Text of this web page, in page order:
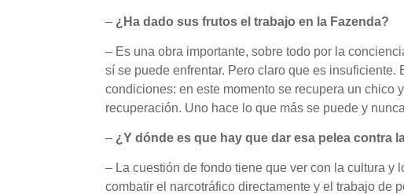
– ¿Ha dado sus frutos el trabajo en la Fazenda?
– Es una obra importante, sobre todo por la
sí se puede enfrentar. Pero claro que es
condiciones: en este momento se recupera un chico
recuperación. Uno hace lo que más se puede y
– ¿Y dónde es que hay que dar esa pelea contra
– La cuestión de fondo tiene que ver con la cultura y
combatir el narcotráfico directamente y el trabajo de